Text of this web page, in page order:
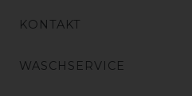
KONTAKT
WASCHSERVICE